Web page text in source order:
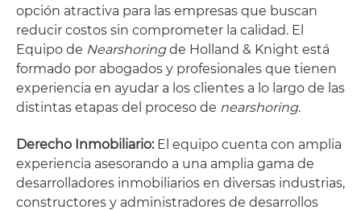
opción atractiva para las empresas que buscan
reducir costos sin comprometer la calidad. El
Equipo de Nearshoringde Holland & Knight está
formado por abogados y profesionales que tienen
experiencia en ayudar a los clientes a lo largo de las
distintas etapas del proceso de nearshoring.
Derecho Inmobiliario:El equipo cuenta con amplia
experiencia asesorando a una amplia gama de
desarrolladores inmobiliarios en diversas industrias,
constructores y administradores de desarrollos